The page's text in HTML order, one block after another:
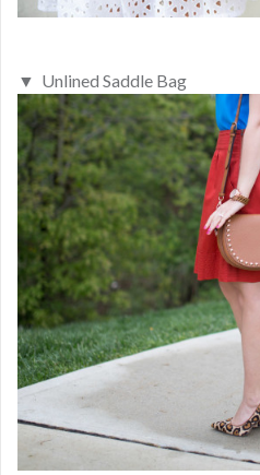
▼ Unlined Saddle Bag